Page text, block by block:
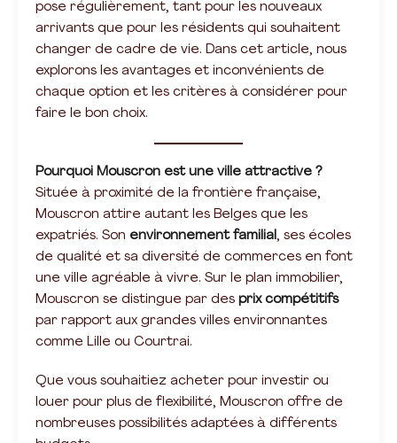
pose régulièrement, tant pour les nouveaux
arrivants que pour les résidents qui souhaitent
changer de cadre de vie. Dans cet article, nous
explorons les avantages et inconvénients de
chaque option et les critères à considérer pour
faire le bon choix.
Pourquoi Mouscron est une ville attractive ?
Située à proximité de la frontière française,
Mouscron attire autant les Belges que les
expatriés. Son environnement familial, ses écoles
de qualité et sa diversité de commerces en font
une ville agréable à vivre. Sur le plan immobilier,
Mouscron se distingue par des prix compétitifs
par rapport aux grandes villes environnantes
comme Lille ou Courtrai.
Que vous souhaitiez acheter pour investir ou
louer pour plus de flexibilité, Mouscron offre de
nombreuses possibilités adaptées à différents